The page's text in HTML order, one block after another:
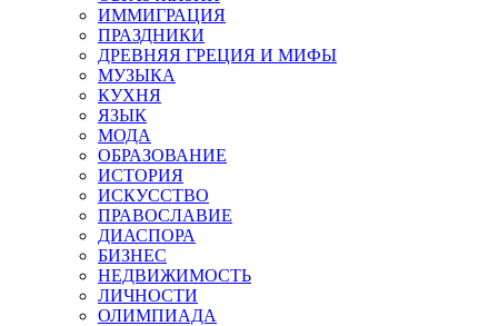
ИММИГРАЦИЯ
ПРАЗДНИКИ
ДРЕВНЯЯ ГРЕЦИЯ И МИФЫ
МУЗЫКА
КУХНЯ
ЯЗЫК
МОДА
ОБРАЗОВАНИЕ
ИСТОРИЯ
ИСКУССТВО
ПРАВОСЛАВИЕ
ДИАСПОРА
БИЗНЕС
НЕДВИЖИМОСТЬ
ЛИЧНОСТИ
ОЛИМПИАДА